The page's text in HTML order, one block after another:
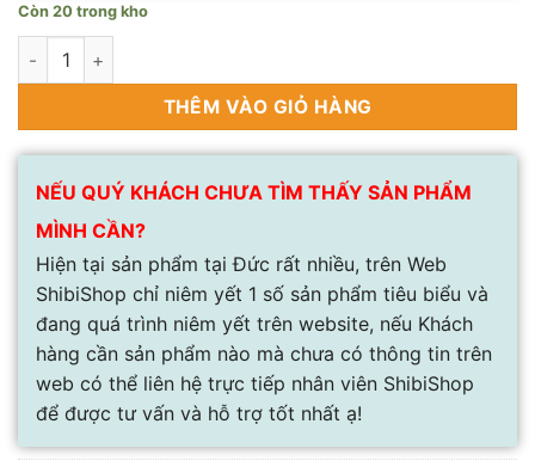
Còn 20 trong kho
Bộ thớt kháng khuẩn gỗ tre Joseph Joseph số lượng
THÊM VÀO GIỎ HÀNG
NẾU QUÝ KHÁCH CHƯA TÌM THẤY SẢN PHẨM
MÌNH CẦN?
Hiện tại sản phẩm tại Đức rất nhiều, trên Web
ShibiShop chỉ niêm yết 1 số sản phẩm tiêu biểu và
đang quá trình niêm yết trên website, nếu Khách
hàng cần sản phẩm nào mà chưa có thông tin trên
web có thể liên hệ trực tiếp nhân viên ShibiShop
để được tư vấn và hỗ trợ tốt nhất ạ!